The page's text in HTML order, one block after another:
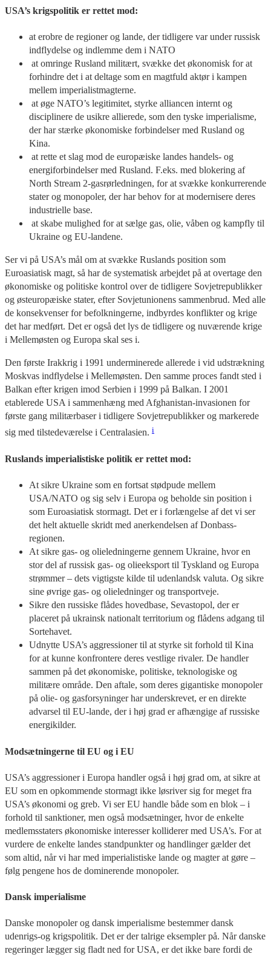
USA’s krigspolitik er rettet mod:
at erobre de regioner og lande, der tidligere var under russisk
indflydelse og indlemme dem i NATO
at omringe Rusland militært, svække det økonomisk for at
forhindre det i at deltage som en magtfuld aktør i kampen
mellem imperialistmagterne.
at øge NATO’s legitimitet, styrke alliancen internt og
disciplinere de usikre allierede, som den tyske imperialisme,
der har stærke økonomiske forbindelser med Rusland og
Kina.
at rette et slag mod de europæiske landes handels- og
energiforbindelser med Rusland. F.eks. med blokering af
North Stream 2-gasrørledningen, for at svække konkurrerende
stater og monopoler, der har behov for at modernisere deres
industrielle base.
at skabe mulighed for at sælge gas, olie, våben og kampfly til
Ukraine og EU-landene.
Ser vi på USA’s mål om at svække Ruslands position som
Euroasiatisk magt, så har de systematisk arbejdet på at overtage den
økonomiske og politiske kontrol over de tidligere Sovjetrepublikker
og østeuropæiske stater, efter Sovjetunionens sammenbrud. Med alle
de konsekvenser for befolkningerne, indbyrdes konflikter og krige
det har medført. Det er også det lys de tidligere og nuværende krige
i Mellemøsten og Europa skal ses i.
Den første Irakkrig i 1991 underminerede allerede i vid udstrækning
Moskvas indflydelse i Mellemøsten. Den samme proces fandt sted i
Balkan efter krigen imod Serbien i 1999 på Balkan. I 2001
etablerede USA i sammenhæng med Afghanistan-invasionen for
første gang militærbaser i tidligere Sovjetrepublikker og markerede
sig med tilstedeværelse i Centralasien. i
Ruslands imperialistiske politik er rettet mod:
At sikre Ukraine som en fortsat stødpude mellem
USA/NATO og sig selv i Europa og beholde sin position i
som Euroasiatisk stormagt. Det er i forlængelse af det vi ser
det helt aktuelle skridt med anerkendelsen af Donbass-
regionen.
At sikre gas- og olieledningerne gennem Ukraine, hvor en
stor del af russisk gas- og olieeksport til Tyskland og Europa
strømmer – dets vigtigste kilde til udenlandsk valuta. Og sikre
sine øvrige gas- og olieledninger og transportveje.
Sikre den russiske flådes hovedbase, Sevastopol, der er
placeret på ukrainsk nationalt territorium og flådens adgang til
Sortehavet.
Udnytte USA’s aggressioner til at styrke sit forhold til Kina
for at kunne konfrontere deres vestlige rivaler. De handler
sammen på det økonomiske, politiske, teknologiske og
militære område. Den aftale, som deres gigantiske monopoler
på olie- og gasforsyninger har underskrevet, er en direkte
advarsel til EU-lande, der i høj grad er afhængige af russiske
energikilder.
Modsætningerne til EU og i EU
USA’s aggressioner i Europa handler også i høj grad om, at sikre at
EU som en opkommende stormagt ikke løsriver sig for meget fra
USA’s økonomi og greb. Vi ser EU handle både som en blok – i
forhold til sanktioner, men også modsætninger, hvor de enkelte
medlemsstaters økonomiske interesser kolliderer med USA’s. For at
vurdere de enkelte landes standpunkter og handlinger gælder det
som altid, når vi har med imperialistiske lande og magter at gøre –
følg pengene hos de dominerende monopoler.
Dansk imperialisme
Danske monopoler og dansk imperialisme bestemmer dansk
udenrigs-og krigspolitik. Det er der talrige eksempler på. Når danske
regeringer lægger sig fladt ned for USA, er det ikke bare fordi de